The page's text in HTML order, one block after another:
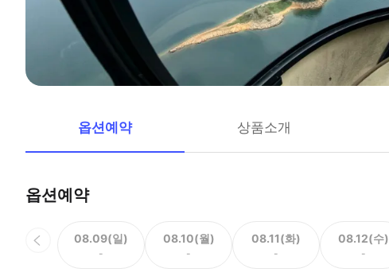
옵션예약 상품소개
옵션예약
08.09(일)
-
08.10(월)
-
08.11(화)
-
08.12(수)
-